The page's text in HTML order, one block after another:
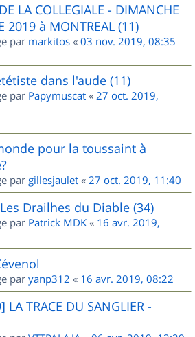
LA COLLEGIALE - DIMANCHE
2019 à MONTREAL (11)
par markitos « 03 nov. 2019, 08:35
dans l'aude (11)
par Papymuscat « 27 oct. 2019,
pour la toussaint à
par gillesjaulet « 27 oct. 2019, 11:40
Drailhes du Diable (34)
par Patrick MDK « 16 avr. 2019,
par yanp312 « 16 avr. 2019, 08:22
TRACE DU SANGLIER -